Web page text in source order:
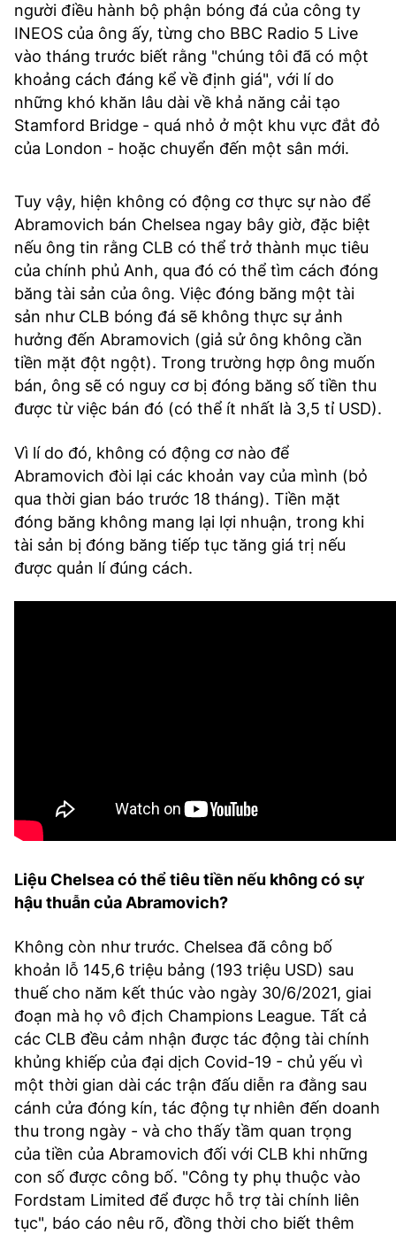
người điều hành bộ phận bóng đá của công ty
INEOS của ông ấy, từng cho BBC Radio 5 Live
vào tháng trước biết rằng "chúng tôi đã có một
khoảng cách đáng kể về định giá", với lí do
những khó khăn lâu dài về khả năng cải tạo
Stamford Bridge - quá nhỏ ở một khu vực đắt đỏ
của London - hoặc chuyển đến một sân mới.
Tuy vậy, hiện không có động cơ thực sự nào để
Abramovich bán Chelsea ngay bây giờ, đặc biệt
nếu ông tin rằng CLB có thể trở thành mục tiêu
của chính phủ Anh, qua đó có thể tìm cách đóng
băng tài sản của ông. Việc đóng băng một tài
sản như CLB bóng đá sẽ không thực sự ảnh
hưởng đến Abramovich (giả sử ông không cần
tiền mặt đột ngột). Trong trường hợp ông muốn
bán, ông sẽ có nguy cơ bị đóng băng số tiền thu
được từ việc bán đó (có thể ít nhất là 3,5 tỉ USD).
Vì lí do đó, không có động cơ nào để
Abramovich đòi lại các khoản vay của mình (bỏ
qua thời gian báo trước 18 tháng). Tiền mặt
đóng băng không mang lại lợi nhuận, trong khi
tài sản bị đóng băng tiếp tục tăng giá trị nếu
được quản lí đúng cách.
Liệu Chelsea có thể tiêu tiền nếu không có sự
hậu thuẫn của Abramovich?
Không còn như trước. Chelsea đã công bố
khoản lỗ 145,6 triệu bảng (193 triệu USD) sau
thuế cho năm kết thúc vào ngày 30/6/2021, giai
đoạn mà họ vô địch Champions League. Tất cả
các CLB đều cảm nhận được tác động tài chính
khủng khiếp của đại dịch Covid-19 - chủ yếu vì
một thời gian dài các trận đấu diễn ra đằng sau
cánh cửa đóng kín, tác động tự nhiên đến doanh
thu trong ngày - và cho thấy tầm quan trọng
của tiền của Abramovich đối với CLB khi những
con số được công bố. "Công ty phụ thuộc vào
Fordstam Limited để được hỗ trợ tài chính liên
tục", báo cáo nêu rõ, đồng thời cho biết thêm